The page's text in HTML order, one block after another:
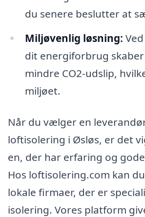
du senere beslutter at
Miljøvenlig løsning:
dit energiforbrug
mindre CO2-udslip,
miljøet.
Når du vælger en
loftisolering i Øsløs, er det
en, der har erfaring og
Hos loftisolering.com kan
lokale firmaer, der er
isolering. Vores platform